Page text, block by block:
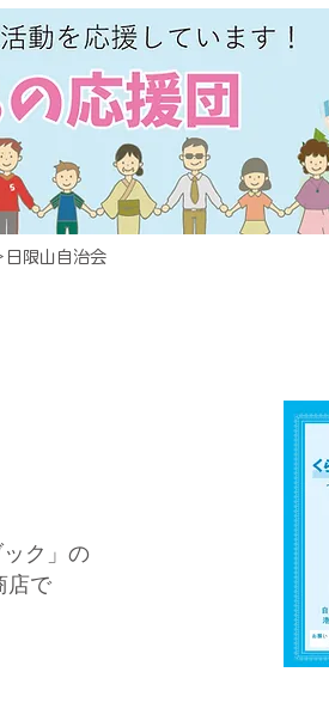
日限山自治会
ク」の
店で